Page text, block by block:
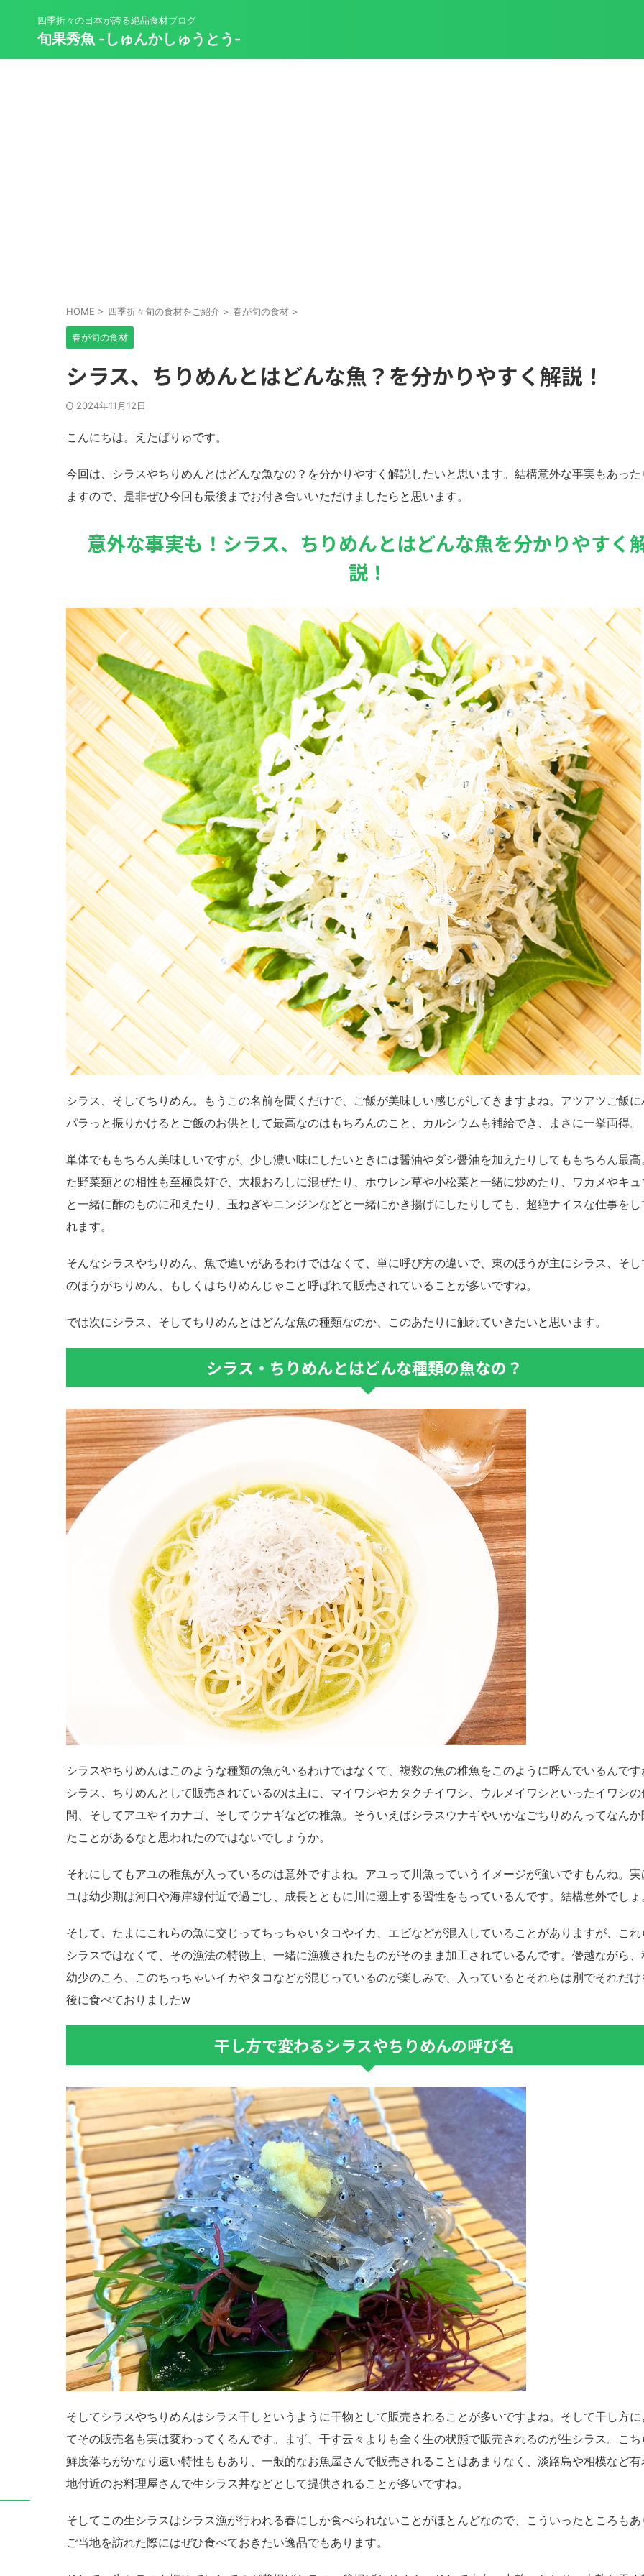
四季折々の日本が誇る絶品食材ブログ
旬果秀魚 -しゅんかしゅうとう-
HOME > 四季折々旬の食材をご紹介 > 春が旬の食材 >
春が旬の食材
シラス、ちりめんとはどんな魚？を分かりやすく解説！
2024年11月12日
こんにちは。えたばりゅです。
今回は、シラスやちりめんとはどんな魚なの？を分かりやすく解説したいと思います。結構意外な事実もあった
ますので、是非ぜひ今回も最後までお付き合いいただけましたらと思います。
意外な事実も！シラス、ちりめんとはどんな魚を分かりやすく
説！
シラス、そしてちりめん。もうこの名前を聞くだけで、ご飯が美味しい感じがしてきますよね。アツアツご飯に
パラっと振りかけるとご飯のお供として最高なのはもちろんのこと、カルシウムも補給でき、まさに一挙両得。
単体でももちろん美味しいですが、少し濃い味にしたいときには醤油やダシ醤油を加えたりしてももちろん最高
た野菜類との相性も至極良好で、大根おろしに混ぜたり、ホウレン草や小松菜と一緒に炒めたり、ワカメやキュ
と一緒に酢のものに和えたり、玉ねぎやニンジンなどと一緒にかき揚げにしたりしても、超絶ナイスな仕事をし
れます。
そんなシラスやちりめん、魚で違いがあるわけではなくて、単に呼び方の違いで、東のほうが主にシラス、そし
のほうがちりめん、もしくはちりめんじゃこと呼ばれて販売されていることが多いですね。
では次にシラス、そしてちりめんとはどんな魚の種類なのか、このあたりに触れていきたいと思います。
シラス・ちりめんとはどんな種類の魚なの？
シラスやちりめんはこのような種類の魚がいるわけではなくて、複数の魚の稚魚をこのように呼んでいるんです
シラス、ちりめんとして販売されているのは主に、マイワシやカタクチイワシ、ウルメイワシといったイワシの
間、そしてアユやイカナゴ、そしてウナギなどの稚魚。そういえばシラスウナギやいかなごちりめんってなんか
たことがあるなと思われたのではないでしょうか。
それにしてもアユの稚魚が入っているのは意外ですよね。アユって川魚っていうイメージが強いですもんね。実
ユは幼少期は河口や海岸線付近で過ごし、成長とともに川に遡上する習性をもっているんです。結構意外でしょ
そして、たまにこれらの魚に交じってちっちゃいタコやイカ、エビなどが混入していることがありますが、これ
シラスではなくて、その漁法の特徴上、一緒に漁獲されたものがそのまま加工されているんです。僭越ながら、
幼少のころ、このちっちゃいイカやタコなどが混じっているのが楽しみで、入っているとそれらは別でそれだけ
後に食べておりましたw
干し方で変わるシラスやちりめんの呼び名
そしてシラスやちりめんはシラス干しというように干物として販売されることが多いですよね。そして干し方に
てその販売名も実は変わってくるんです。まず、干す云々よりも全く生の状態で販売されるのが生シラス。こち
鮮度落ちがかなり速い特性ももあり、一般的なお魚屋さんで販売されることはあまりなく、淡路島や相模など有
地付近のお料理屋さんで生シラス丼などとして提供されることが多いですね。
そしてこの生シラスはシラス漁が行われる春にしか食べられないことがほとんどなので、こういったところもあ
ご当地を訪れた際にはぜひ食べておきたい逸品でもあります。